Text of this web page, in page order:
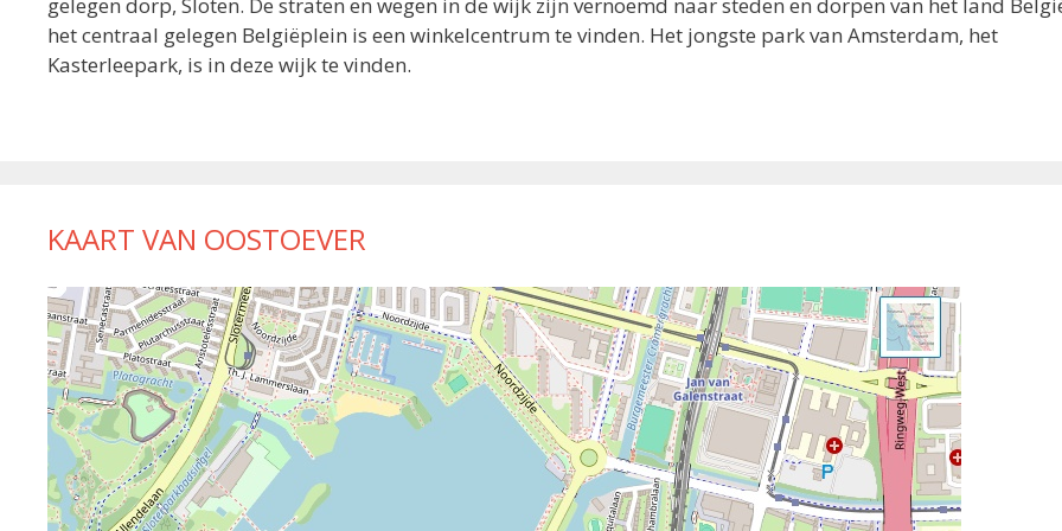
het centraal gelegen Belgiëplein is een winkelcentrum te vinden. Het jongste park van Amsterdam, het
Kasterleepark, is in deze wijk te vinden.
KAART VAN OOSTOEVER